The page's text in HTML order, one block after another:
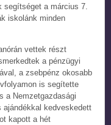
segítséget a március 7.
iskolánk minden
vettek részt
a pénzügyi
a zsebpénz okosabb
is segítette
a Nemzetgazdasági
ajándékkal kedveskedett
kapott a hét